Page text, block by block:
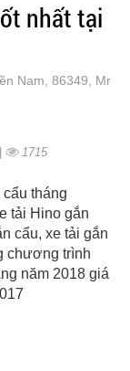
nhất tại
Nam, 86349, Mr
1715
tháng
tải Hino gắn
cẩu, xe tải gắn
chương trình
năm 2018 giá